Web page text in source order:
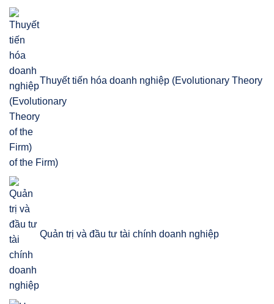
Thuyết tiến hóa doanh nghiệp (Evolutionary Theory
of the Firm)
Quản trị và đầu tư tài chính doanh nghiệp